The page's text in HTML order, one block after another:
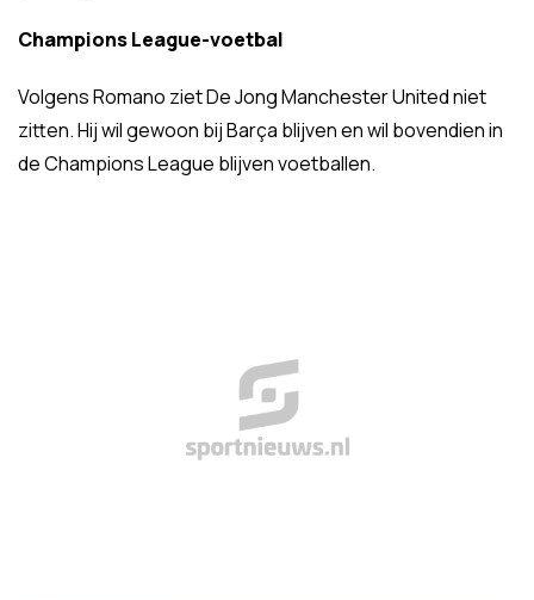
Champions League-voetbal
Volgens Romano ziet De Jong Manchester United niet
zitten. Hij wil gewoon bij Barça blijven en wil bovendien in
de Champions League blijven voetballen.